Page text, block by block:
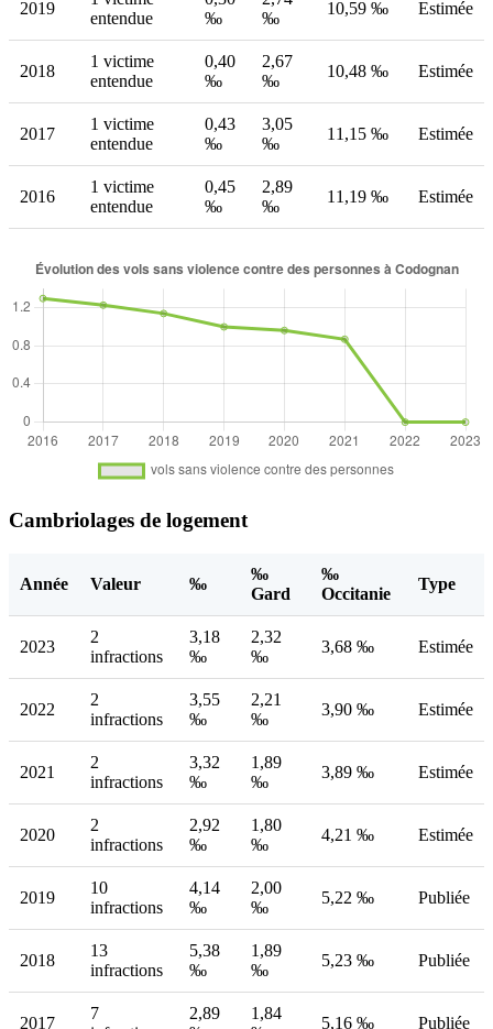
2019
entendue
‰
‰
10,59 ‰ Estimée
2018
1 victime
entendue
0,40
‰
2,67
‰
10,48 ‰ Estimée
2017
1 victime
entendue
0,43
‰
3,05
‰
11,15 ‰ Estimée
2016
1 victime
entendue
0,45
‰
2,89
‰
11,19 ‰ Estimée
Cambriolages de logement
Année Valeur ‰
‰
Gard
‰
Occitanie
Type
2023
2
infractions
3,18
‰
2,32
‰
3,68 ‰ Estimée
2022
2
infractions
3,55
‰
2,21
‰
3,90 ‰ Estimée
2021
2
infractions
3,32
‰
1,89
‰
3,89 ‰ Estimée
2020
2
infractions
2,92
‰
1,80
‰
4,21 ‰ Estimée
2019
10
infractions
4,14
‰
2,00
‰
5,22 ‰ Publiée
2018
13
infractions
5,38
‰
1,89
‰
5,23 ‰ Publiée
2017
7
2,89
1,84
5,16 ‰ Publiée